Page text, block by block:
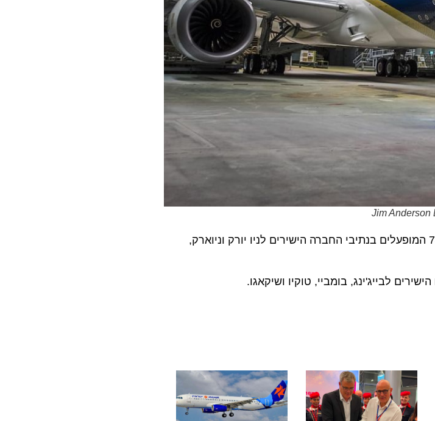
המטוס, ימנה צי מטוסי הדימליינר 787 של אל על 12 מטוסים מדגם 787-9 המופעלים בנתיבי החברה הישירים לניו יורק וניוארק,